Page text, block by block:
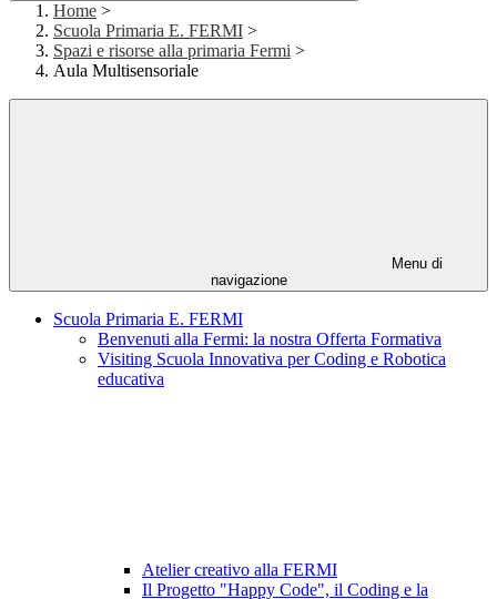
Home >
Scuola Primaria E. FERMI >
Spazi e risorse alla primaria Fermi >
Aula Multisensoriale
Menu di
navigazione
Scuola Primaria E. FERMI
Benvenuti alla Fermi: la nostra Offerta Formativa
Visiting Scuola Innovativa per Coding e Robotica
educativa
Atelier creativo alla FERMI
Il Progetto "Happy Code", il Coding e la